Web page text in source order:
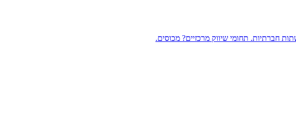
חברתיות. תחומי שיווק מרכזיים? מכוסים.